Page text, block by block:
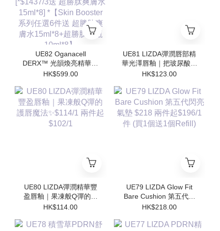
UE82 Oganacell
DERX™ 光韻煥亮精華霜
50ml $599/1 [*$958/2 送
[*$1437/3送 超勝肽爽膚
水15ml*8] *【Skin
Booster 系列任選6件送
超勝肽爽膚水15ml*8+超
勝肽安瓶10ml*8】
HK$599.00
UE81 LIZDA彈潤唇部精
華光澤唇釉｜把玻尿酸塗
在嘴唇上💧 $123/1 兩支
HK$123.00
UE80 LIZDA彈潤精華豐
盈唇釉｜果凍般Q彈的護
唇魔法✨$114/1 兩件起
HK$114.00
UE79 LIZDA Glow Fit
Bare Cushion 第五代閃
亮氣墊 $218 兩件起
Refill)
HK$218.00